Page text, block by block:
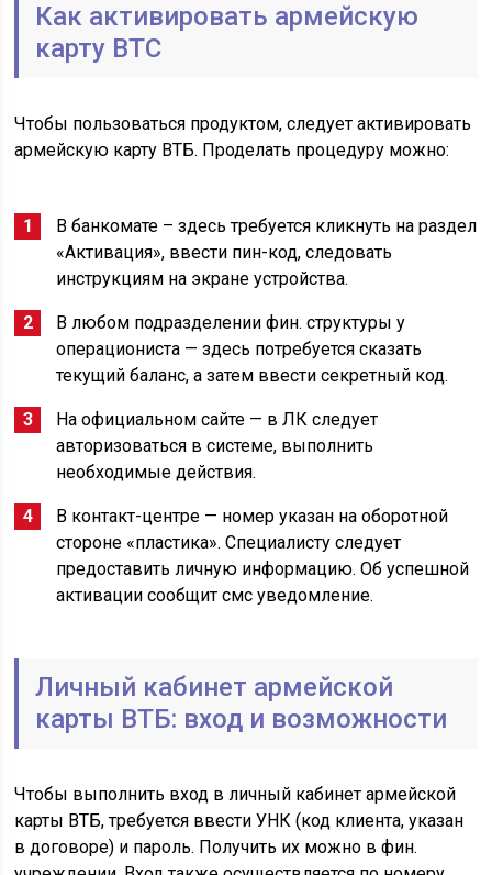
Как активировать армейскую
карту ВТС
Чтобы пользоваться продуктом, следует активировать
армейскую карту ВТБ. Проделать процедуру можно:
В банкомате – здесь требуется кликнуть на раздел
«Активация», ввести пин-код, следовать
инструкциям на экране устройства.
В любом подразделении фин. структуры у
операциониста — здесь потребуется сказать
текущий баланс, а затем ввести секретный код.
На официальном сайте — в ЛК следует
авторизоваться в системе, выполнить
необходимые действия.
В контакт-центре — номер указан на оборотной
стороне «пластика». Специалисту следует
предоставить личную информацию. Об успешной
активации сообщит смс уведомление.
Личный кабинет армейской
карты ВТБ: вход и возможности
Чтобы выполнить вход в личный кабинет армейской
карты ВТБ, требуется ввести УНК (код клиента, указан
в договоре) и пароль. Получить их можно в фин.